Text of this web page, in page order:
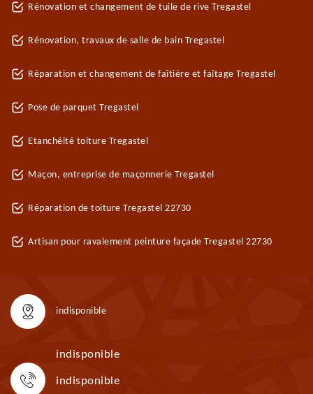
Rénovation et changement de tuile de rive Tregastel
Rénovation, travaux de salle de bain Tregastel
Réparation et changement de faîtière et faîtage Tregastel
Pose de parquet Tregastel
Etanchéité toiture Tregastel
Maçon, entreprise de maçonnerie Tregastel
Réparation de toiture Tregastel 22730
Artisan pour ravalement peinture façade Tregastel 22730
indisponible
indisponible
indisponible